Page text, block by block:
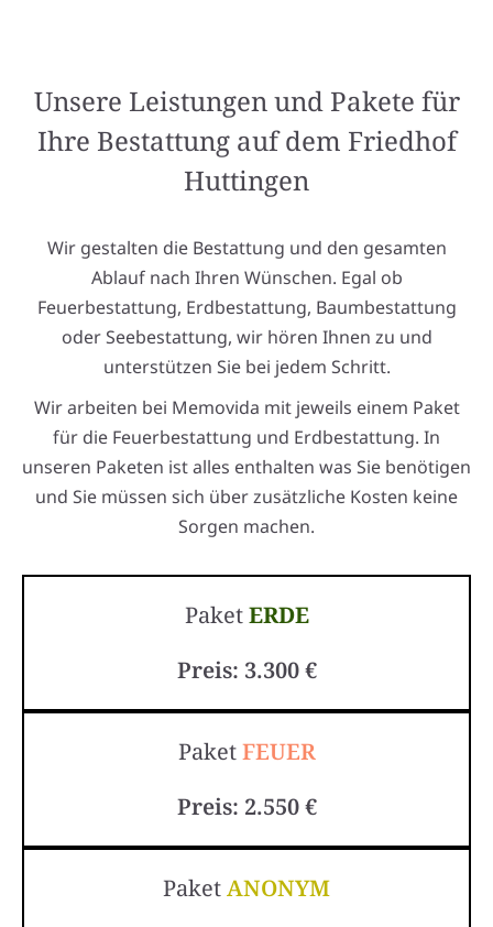
Unsere Leistungen und Pakete für
Ihre Bestattung auf dem Friedhof
Huttingen
Wir gestalten die Bestattung und den gesamten
Ablauf nach Ihren Wünschen. Egal ob
Feuerbestattung, Erdbestattung, Baumbestattung
oder Seebestattung, wir hören Ihnen zu und
unterstützen Sie bei jedem Schritt.
Wir arbeiten bei Memovida mit jeweils einem Paket
für die Feuerbestattung und Erdbestattung. In
unseren Paketen ist alles enthalten was Sie benötigen
und Sie müssen sich über zusätzliche Kosten keine
Sorgen machen.
PaketERDE
Preis: 3.300 €
PaketFEUER
Preis: 2.550 €
PaketANONYM